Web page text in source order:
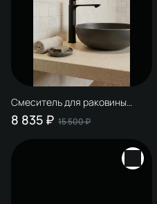
Смеситель для раковины
STWORKI Рандерс S19020BK
матовый черный
8 835 ₽ 15 500 ₽